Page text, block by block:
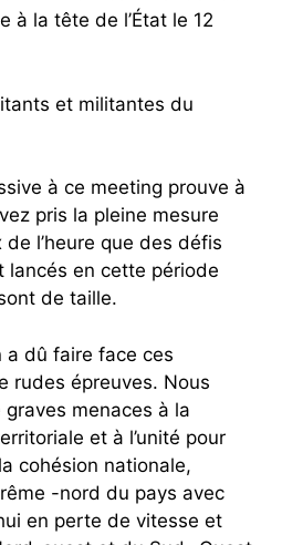
à la tête de l’État le 12
et militantes du
à ce meeting prouve à
pris la pleine mesure
l’heure que des défis
lancés en cette période
de taille.
a dû faire face ces
rudes épreuves. Nous
menaces à la
et à l’unité pour
cohésion nationale,
-nord du pays avec
en perte de vitesse et